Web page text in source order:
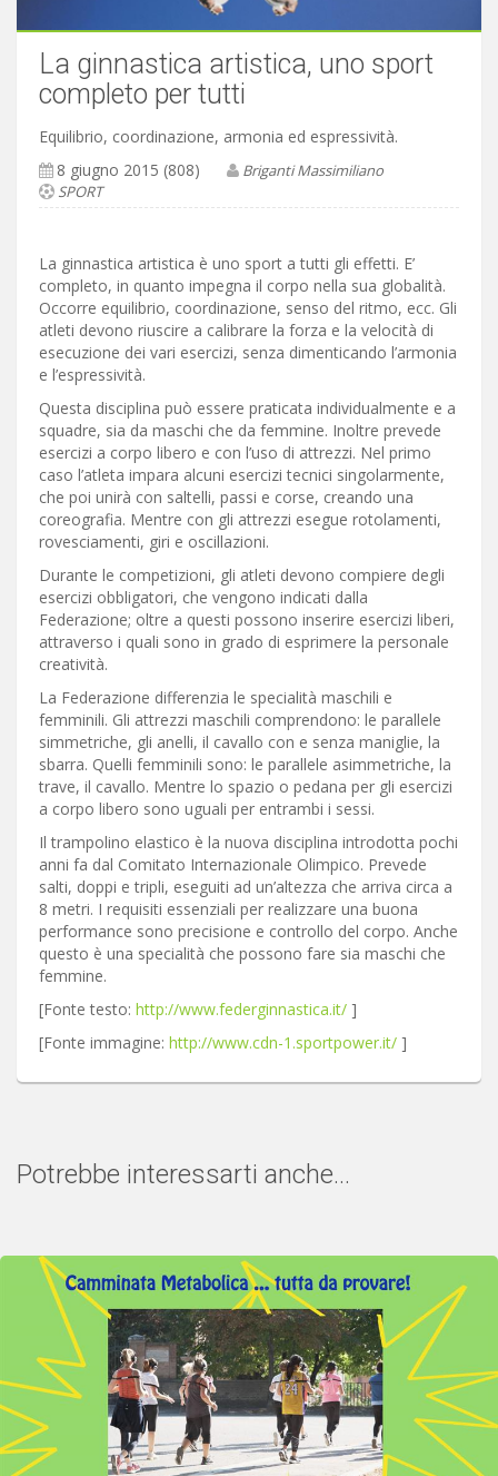
La ginnastica artistica, uno sport
completo per tutti
Equilibrio, coordinazione, armonia ed espressività.
8 giugno 2015 (808)
Briganti Massimiliano
SPORT
La ginnastica artistica è uno sport a tutti gli effetti. E’
completo, in quanto impegna il corpo nella sua globalità.
Occorre equilibrio, coordinazione, senso del ritmo, ecc. Gli
atleti devono riuscire a calibrare la forza e la velocità di
esecuzione dei vari esercizi, senza dimenticando l’armonia
e l’espressività.
Questa disciplina può essere praticata individualmente e a
squadre, sia da maschi che da femmine. Inoltre prevede
esercizi a corpo libero e con l’uso di attrezzi. Nel primo
caso l’atleta impara alcuni esercizi tecnici singolarmente,
che poi unirà con saltelli, passi e corse, creando una
coreografia. Mentre con gli attrezzi esegue rotolamenti,
rovesciamenti, giri e oscillazioni.
Durante le competizioni, gli atleti devono compiere degli
esercizi obbligatori, che vengono indicati dalla
Federazione; oltre a questi possono inserire esercizi liberi,
attraverso i quali sono in grado di esprimere la personale
creatività.
La Federazione differenzia le specialità maschili e
femminili. Gli attrezzi maschili comprendono: le parallele
simmetriche, gli anelli, il cavallo con e senza maniglie, la
sbarra. Quelli femminili sono: le parallele asimmetriche, la
trave, il cavallo. Mentre lo spazio o pedana per gli esercizi
a corpo libero sono uguali per entrambi i sessi.
Il trampolino elastico è la nuova disciplina introdotta pochi
anni fa dal Comitato Internazionale Olimpico. Prevede
salti, doppi e tripli, eseguiti ad un’altezza che arriva circa a
8 metri. I requisiti essenziali per realizzare una buona
performance sono precisione e controllo del corpo. Anche
questo è una specialità che possono fare sia maschi che
femmine.
[Fonte testo: http://www.federginnastica.it/ ]
[Fonte immagine: http://www.cdn-1.sportpower.it/ ]
Potrebbe interessarti anche...